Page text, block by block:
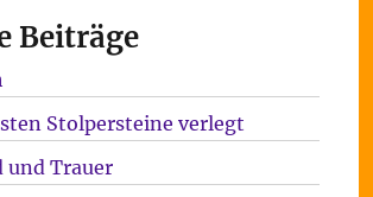
Beiträge
Stolpersteine verlegt
und Trauer